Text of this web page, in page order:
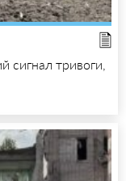
сигнал тривоги,